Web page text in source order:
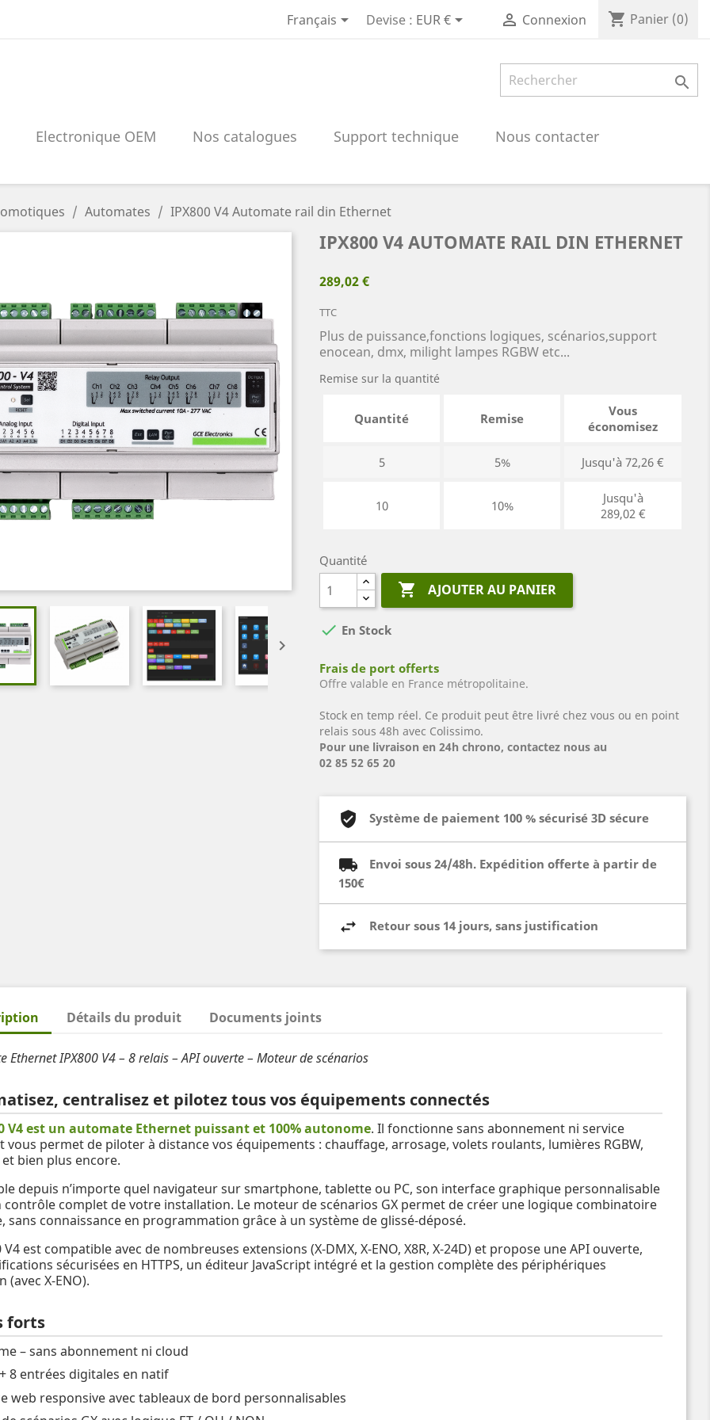
Français Devise : EUR €  Connexion shopping_cart Panier (0)

Electronique OEM Nos catalogues Support technique Nous contacter
Automates IPX800 V4 Automate rail din Ethernet

IPX800 V4 AUTOMATE RAIL DIN ETHERNET
289,02 €
TTC
Plus de puissance,fonctions logiques, scénarios,support
enocean, dmx, milight lampes RGBW etc...
Remise sur la quantité
Quantité Remise
Vous
économisez
5 5% Jusqu'à 72,26 €
10 10%
Jusqu'à
289,02 €
Quantité
 AJOUTER AU PANIER
 En Stock
Frais de port offerts
Offre valable en France métropolitaine.
Stock en temp réel. Ce produit peut être livré chez vous ou en point
relais sous 48h avec Colissimo.
Pour une livraison en 24h chrono, contactez nous au
02 85 52 65 20
Système de paiement 100 % sécurisé 3D sécure
Envoi sous 24/48h. Expédition offerte à partir de
150€
Retour sous 14 jours, sans justification
Détails du produit Documents joints
Ethernet IPX800 V4 – 8 relais – API ouverte – Moteur de scénarios
centralisez et pilotez tous vos équipements connectés
V4 est un automate Ethernet puissant et 100% autonome. Il fonctionne sans abonnement ni service
vous permet de piloter à distance vos équipements : chauffage, arrosage, volets roulants, lumières RGBW,
bien plus encore.
depuis n’importe quel navigateur sur smartphone, tablette ou PC, son interface graphique personnalisable
complet de votre installation. Le moteur de scénarios GX permet de créer une logique combinatoire
sans connaissance en programmation grâce à un système de glissé-déposé.
V4 est compatible avec de nombreuses extensions (X-DMX, X-ENO, X8R, X-24D) et propose une API ouverte,
sécurisées en HTTPS, un éditeur JavaScript intégré et la gestion complète des périphériques
(avec X-ENO).
forts
– sans abonnement ni cloud
8 entrées digitales en natif
web responsive avec tableaux de bord personnalisables